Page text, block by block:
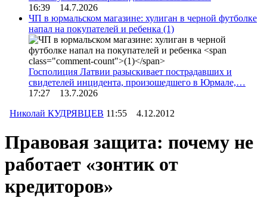
16:39 14.7.2026
ЧП в юрмальском магазине: хулиган в черной футболке
напал на покупателей и ребенка (1)
Госполиция Латвии разыскивает пострадавших и
свидетелей инцидента, произошедшего в Юрмале,…
17:27 13.7.2026
Николай КУДРЯВЦЕВ 11:55 4.12.2012
Правовая защита: почему не
работает «зонтик от
кредиторов»